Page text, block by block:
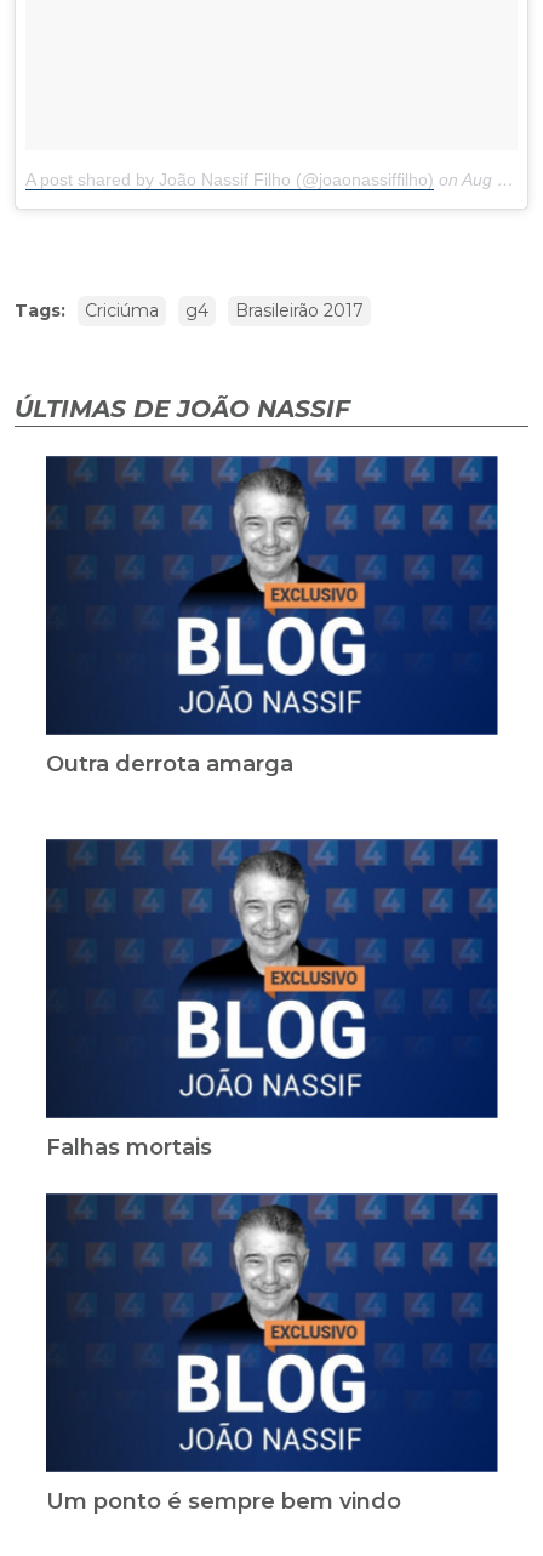
A post shared by João Nassif Filho (@joaonassiffilho) on Aug 21, 2017 at 6:15am PDT
Tags: Criciúma g4 Brasileirão 2017
ÚLTIMAS DE JOÃO NASSIF
Outra derrota amarga
Falhas mortais
Um ponto é sempre bem vindo